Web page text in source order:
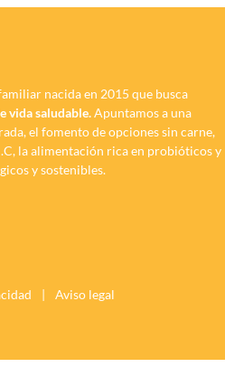
nacida en 2015 que busca
vida saludable.Apuntamos a una
el fomento de opciones sin carne,
la alimentación rica en probióticos y
y sostenibles.
| Aviso legal